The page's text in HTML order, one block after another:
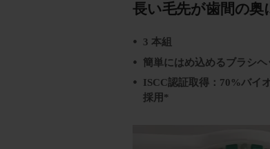
長い毛先が歯間の奥
3 本組
簡単にはめ込めるブラシヘ
ISCC認証取得：70%バイ
採用*